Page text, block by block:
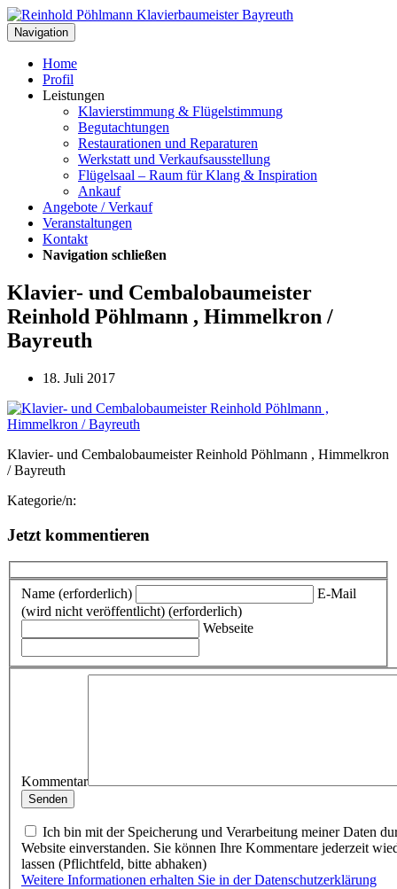
Navigation
Home
Profil
Leistungen
Klavierstimmung & Flügelstimmung
Begutachtungen
Restaurationen und Reparaturen
Werkstatt und Verkaufsausstellung
Flügelsaal – Raum für Klang & Inspiration
Ankauf
Angebote / Verkauf
Veranstaltungen
Kontakt
Navigation schließen
Klavier- und Cembalobaumeister
Reinhold Pöhlmann , Himmelkron /
Bayreuth
18. Juli 2017
Klavier- und Cembalobaumeister Reinhold Pöhlmann , Himmelkron
/ Bayreuth
Kategorie/n:
Jetzt kommentieren
Name (erforderlich)
E-Mail
(wird nicht veröffentlicht) (erforderlich)
Webseite
Kommentar
Ich bin mit der Speicherung und Verarbeitung meiner Daten
Website einverstanden. Sie können Ihre Kommentare jederzeit
lassen (Pflichtfeld, bitte abhaken)
Weitere Informationen erhalten Sie in der Datenschutzerklärung